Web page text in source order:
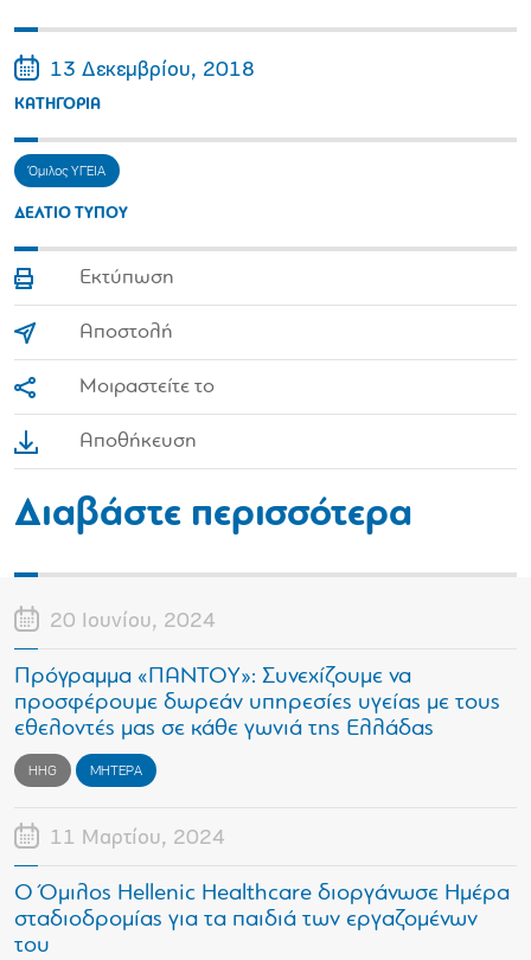
13 Δεκεμβρίου, 2018
ΚΑΤΗΓΟΡΙΑ
Όμιλος ΥΓΕΙΑ
ΔΕΛΤΙΟ ΤΥΠΟΥ
Εκτύπωση
Αποστολή
Μοιραστείτε το
Αποθήκευση
Διαβάστε περισσότερα
20 Ιουνίου, 2024
Πρόγραμμα «ΠΑΝΤΟΥ»: Συνεχίζουμε να
προσφέρουμε δωρεάν υπηρεσίες υγείας με τους
εθελοντές μας σε κάθε γωνιά της Ελλάδας
HHG ΜΗΤΕΡΑ
11 Μαρτίου, 2024
Ο Όμιλος Hellenic Healthcare διοργάνωσε Ημέρα
σταδιοδρομίας για τα παιδιά των εργαζομένων
του